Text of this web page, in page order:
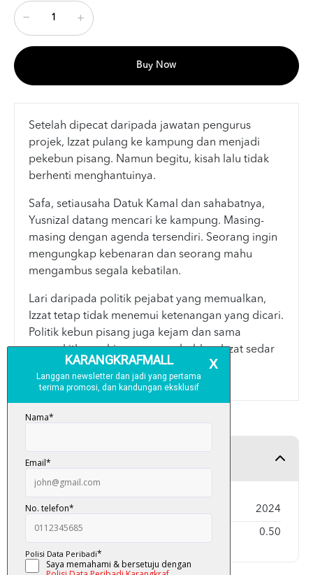
Buy Now
Setelah dipecat daripada jawatan pengurus
projek, Izzat pulang ke kampung dan menjadi
pekebun pisang. Namun begitu, kisah lalu tidak
berhenti menghantuinya.
Safa, setiausaha Datuk Kamal dan sahabatnya,
Yusnizal datang mencari ke kampung. Masing-
masing dengan agenda tersendiri. Seorang ingin
mengungkap kebenaran dan seorang mahu
mengambus segala kebatilan.
Lari daripada politik pejabat yang memualkan,
Izzat tetap tidak menemui ketenangan yang dicari.
Politik kebun pisang juga kejam dan sama
menyakitkan sehingga menyebabkan Izzat sedar
dia perlu bangkit untuk melawan!
Product Detail
Year Published 2024
Weight 0.50